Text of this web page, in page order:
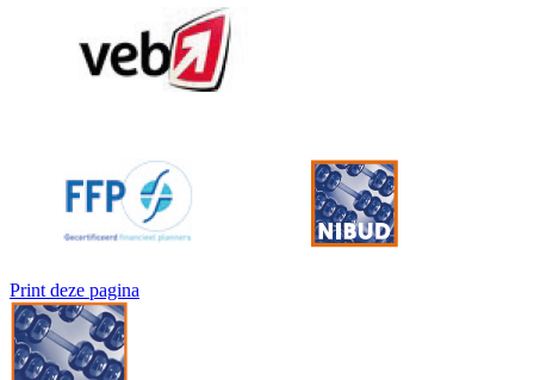
Print deze pagina